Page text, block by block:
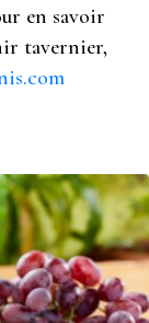
en savoir
tavernier,